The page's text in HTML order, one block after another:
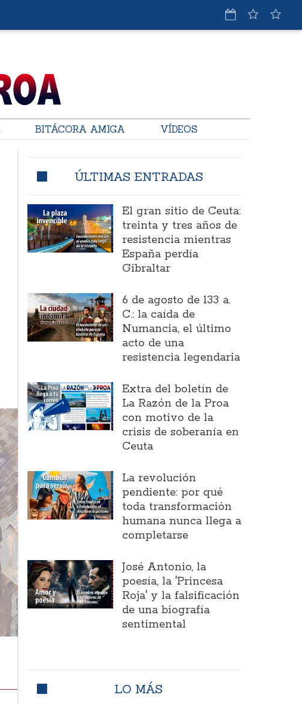
BITÁCORA AMIGA VÍDEOS
ÚLTIMAS ENTRADAS
El gran sitio de Ceuta:
treinta y tres años de
resistencia mientras
España perdía
Gibraltar
6 de agosto de 133 a.
C.: la caída de
Numancia, el último
acto de una
resistencia legendaria
Extra del boletín de
La Razón de la Proa
con motivo de la
crisis de soberanía en
Ceuta
La revolución
pendiente: por qué
toda transformación
humana nunca llega a
completarse
José Antonio, la
poesía, la 'Princesa
Roja' y la falsificación
de una biografía
sentimental
LO MÁS